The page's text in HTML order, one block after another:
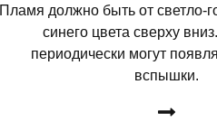
Пламя должно быть от светло-
синего цвета сверху
периодически могут
вспышки.